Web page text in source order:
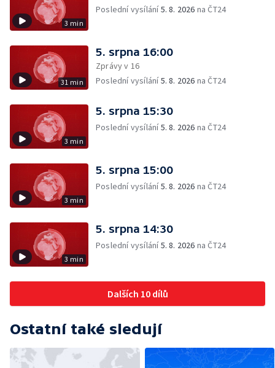
3 min
Poslední vysílání5. 8. 2026 na ČT24
31 min
5. srpna 16:00
Zprávy v 16
Poslední vysílání5. 8. 2026 na ČT24
3 min
5. srpna 15:30
Poslední vysílání5. 8. 2026 na ČT24
3 min
5. srpna 15:00
Poslední vysílání5. 8. 2026 na ČT24
3 min
5. srpna 14:30
Poslední vysílání5. 8. 2026 na ČT24
Dalších 10 dílů
Ostatní také sledují